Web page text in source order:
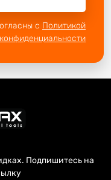
с Политикой
конфиденциальности
Подпишитесь на